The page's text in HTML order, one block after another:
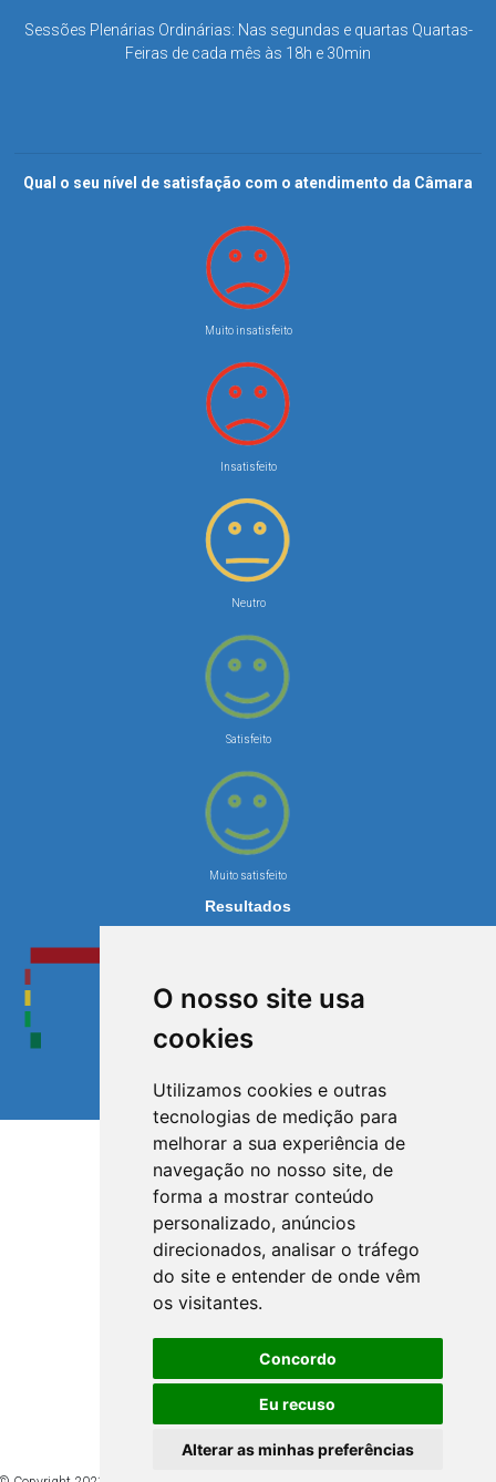
O nosso site usa
cookies
Utilizamos cookies e outras
tecnologias de medição para
melhorar a sua experiência de
navegação no nosso site, de
forma a mostrar conteúdo
personalizado, anúncios
direcionados, analisar o tráfego
do site e entender de onde vêm
os visitantes.
Concordo
Eu recuso
Alterar as minhas preferências
Sessões Plenárias Ordinárias: Nas segundas e quartas Quartas-
Feiras de cada mês às 18h e 30min
Qual o seu nível de satisfação com o atendimento da Câmara
Muito insatisfeito
Insatisfeito
Neutro
Satisfeito
Muito satisfeito
Resultados